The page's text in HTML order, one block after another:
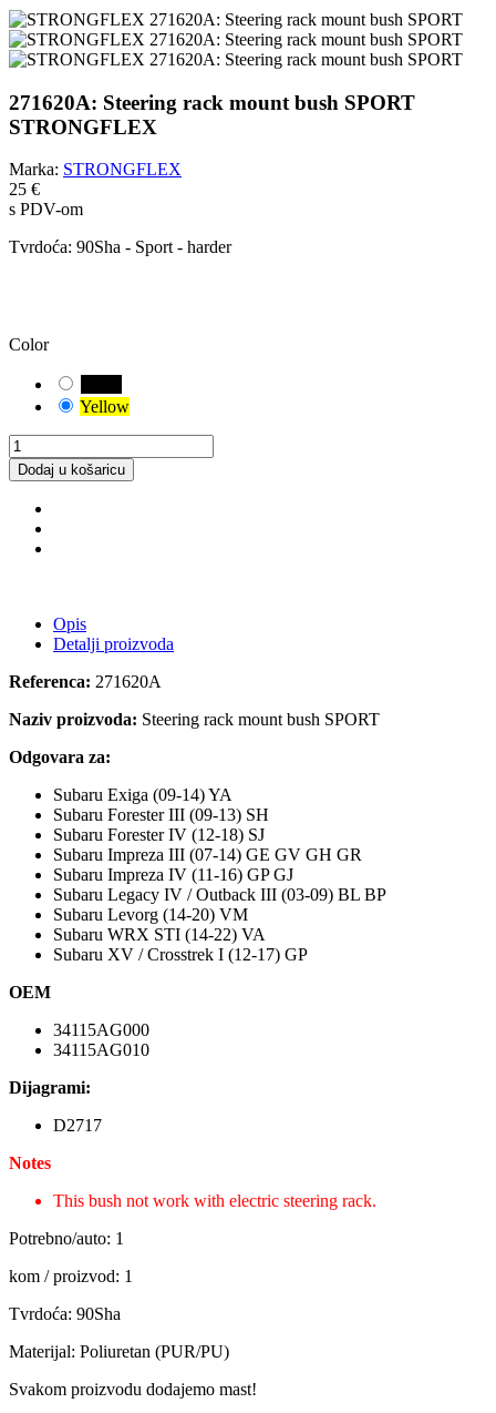
271620A: Steering rack mount bush SPORT
STRONGFLEX
Marka: STRONGFLEX
25 €
s PDV-om
Tvrdoća: 90Sha - Sport - harder
Color
Yellow
Dodaj u košaricu
Opis
Detalji proizvoda
Referenca: 271620A
Naziv proizvoda: Steering rack mount bush SPORT
Odgovara za:
Subaru Exiga (09-14) YA
Subaru Forester III (09-13) SH
Subaru Forester IV (12-18) SJ
Subaru Impreza III (07-14) GE GV GH GR
Subaru Impreza IV (11-16) GP GJ
Subaru Legacy IV / Outback III (03-09) BL BP
Subaru Levorg (14-20) VM
Subaru WRX STI (14-22) VA
Subaru XV / Crosstrek I (12-17) GP
OEM
34115AG000
34115AG010
Dijagrami:
D2717
Notes
This bush not work with electric steering rack.
Potrebno/auto: 1
kom / proizvod: 1
Tvrdoća: 90Sha
Materijal: Poliuretan (PUR/PU)
Svakom proizvodu dodajemo mast!